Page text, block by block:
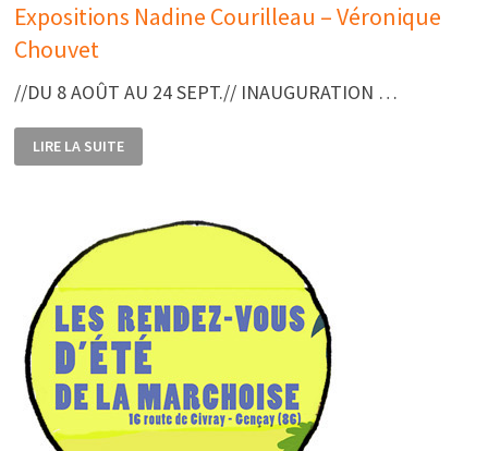
Expositions Nadine Courilleau – Véronique
Chouvet
//DU 8 AOÛT AU 24 SEPT.// INAUGURATION …
EXPOSITIONS
NADINE
COURILLEAU
LIRE LA SUITE